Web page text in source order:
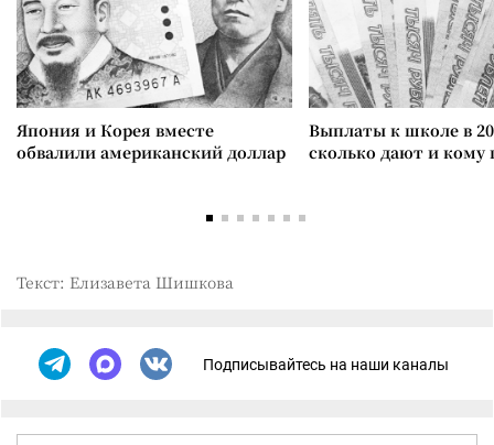
Япония и Корея вместе
обвалили американский доллар
Выплаты к школе в
сколько дают и
Текст: Елизавета Шишкова
Подписывайтесь на наши каналы